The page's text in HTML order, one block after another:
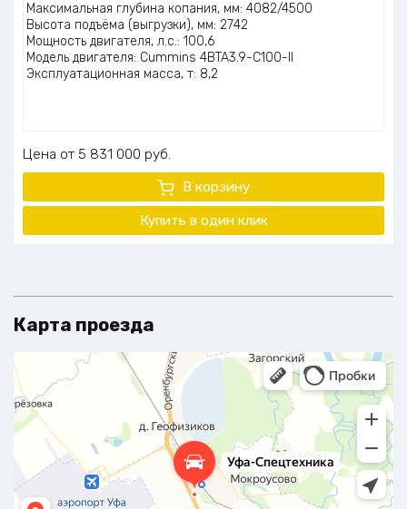
Максимальная глубина копания, мм: 4082/4500
Высота подъёма (выгрузки), мм: 2742
Мощность двигателя, л.с.: 100,6
Модель двигателя: Cummins 4BTA3.9-C100-II
Эксплуатационная масса, т: 8,2
Цена 5 831 000 руб.
В корзину
Купить в один клик
Карта проезда